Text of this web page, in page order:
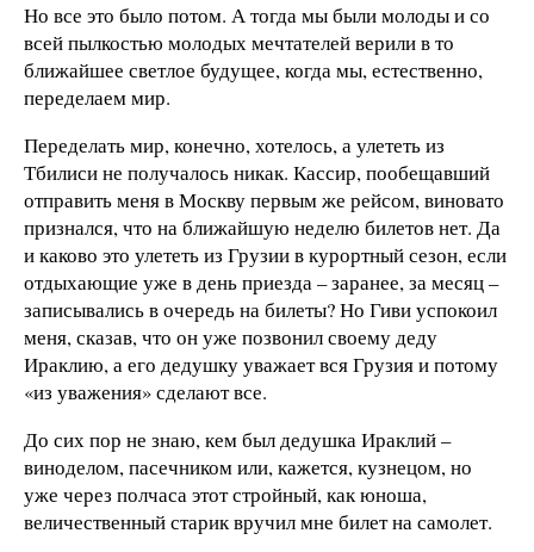
Но все это было потом. А тогда мы были молоды и со
всей пылкостью молодых мечтателей верили в то
ближайшее светлое будущее, когда мы, естественно,
переделаем мир.
Переделать мир, конечно, хотелось, а улететь из
Тбилиси не получалось никак. Кассир, пообещавший
отправить меня в Москву первым же рейсом, виновато
признался, что на ближайшую неделю билетов нет. Да
и каково это улететь из Грузии в курортный сезон, если
отдыхающие уже в день приезда – заранее, за месяц –
записывались в очередь на билеты? Но Гиви успокоил
меня, сказав, что он уже позвонил своему деду
Ираклию, а его дедушку уважает вся Грузия и потому
«из уважения» сделают все.
До сих пор не знаю, кем был дедушка Ираклий –
виноделом, пасечником или, кажется, кузнецом, но
уже через полчаса этот стройный, как юноша,
величественный старик вручил мне билет на самолет.